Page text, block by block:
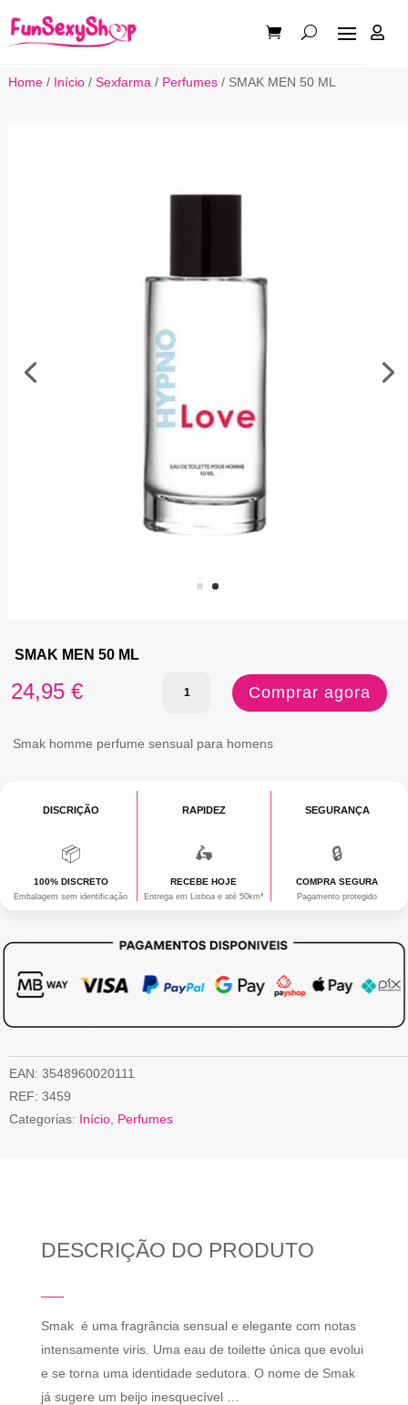

Home/ Início/ Sexfarma / Perfumes/ SMAK MEN 50 ML
SMAK MEN 50 ML
24,95 €
Quantidade
SMAK
Comprar agora
Smak homme perfume sensual para homens
DISCRIÇÃO
📦
100% DISCRETO
Embalagem sem identificação
RAPIDEZ
🛵
RECEBE HOJE
Entrega em Lisboa e até 50km*
SEGURANÇA
🔒
COMPRA SEGURA
Pagamento protegido
EAN: 3548960020111
REF: 3459
Categorias: Início Perfumes
DESCRIÇÃO DO PRODUTO
Smak é uma fragrância sensual e elegante com notas
intensamente viris. Uma eau de toilette única que evolui
e se torna uma identidade sedutora. O nome de Smak
já sugere um beijo inesquecível …